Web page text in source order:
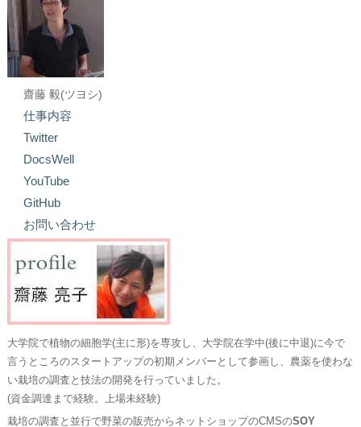
齋藤 毅(ツヨシ)
仕事内容
Twitter
DocsWell
YouTube
GitHub
お問い合わせ
大学院で植物の細胞学(主に形)を専攻し、大学院在学中(後に中退)に今で
言うところのスタートアップの初期メンバーとして参画し、農薬を使わな
い栽培の調査と技法の開発を行っていました。
(資金調達まで経験。上場未経験)
栽培の調査と並行で野菜の販売からネットショップのCMSのSOY